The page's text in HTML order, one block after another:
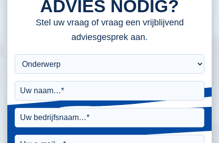
ADVIES NODIG?
Stel uw vraag of vraag een vrijblijvend
adviesgesprek aan.